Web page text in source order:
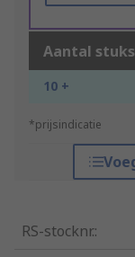
Aantal stuks
10 +
*prijsindicatie
RS-stocknr.: